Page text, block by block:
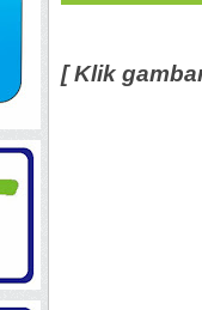
[ Klik